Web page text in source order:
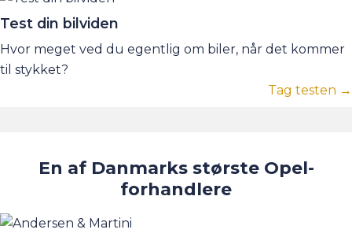
Test din bilviden
Hvor meget ved du egentlig om biler, når det kommer
til stykket?
Tag testen →
En af Danmarks største Opel-
forhandlere